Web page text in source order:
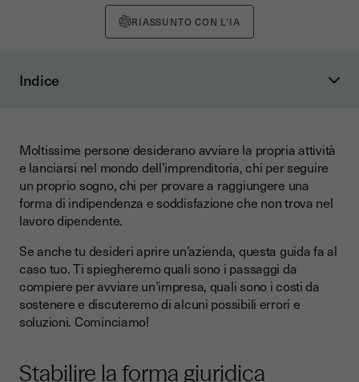
RIASSUNTO CON L’IA
Indice
Stabilire il piano aziendale
L'iter burocratico per aprire un'impresa
Come aprire una ditta individuale
Come aprire una società cooperativa
Come aprire una società di capitali
Quanto costa creare un’impresa?
soluzione
Moltissime persone desiderano avviare la propria attività
e lanciarsi nel mondo dell’imprenditoria, chi per seguire
un proprio sogno, chi per provare a raggiungere una
forma di indipendenza e soddisfazione che non trova nel
lavoro dipendente.
Se anche tu desideri aprire un’azienda, questa guida fa al
caso tuo. Ti spiegheremo quali sono i passaggi da
compiere per avviare un’impresa, quali sono i costi da
sostenere e discuteremo di alcuni possibili errori e
soluzioni. Cominciamo!
Stabilire la forma giuridica